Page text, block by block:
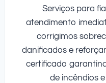
Serviços para
atendimento
corrigimos
danificados e
certificado
de incêndios